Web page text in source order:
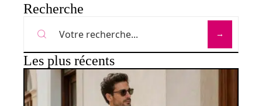
Recherche
Les plus récents